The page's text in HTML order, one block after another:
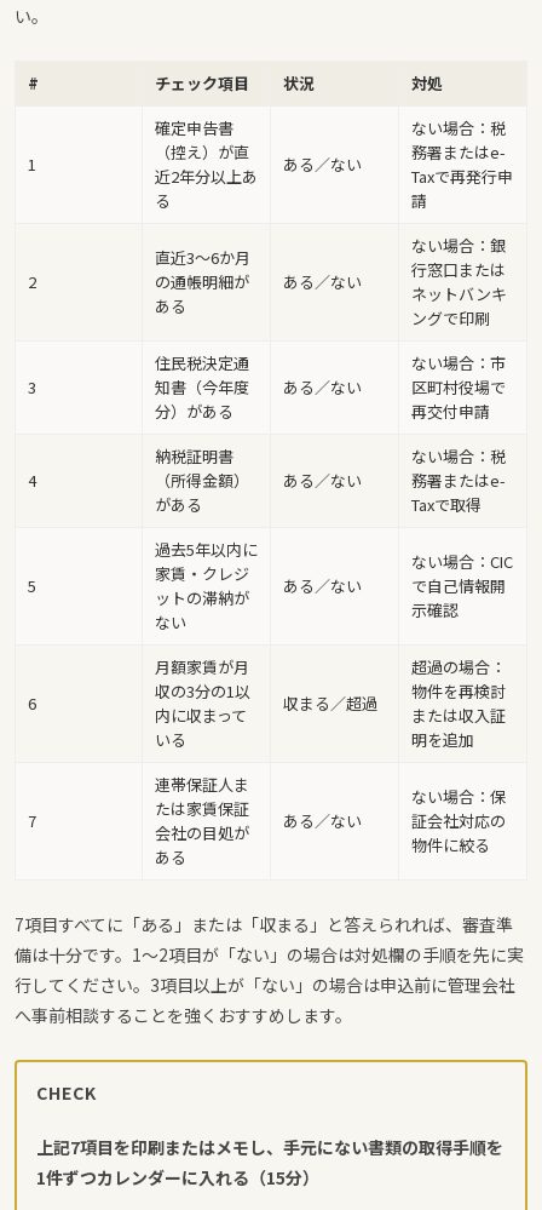
い。
# チェック項目 状況 対処
1
確定申告書
（控え）が直
近2年分以上あ
る
ある／ない
ない場合：税
務署またはe-
Taxで再発行申
請
2
直近3〜6か月
の通帳明細が
ある
ある／ない
ない場合：銀
行窓口または
ネットバンキ
ングで印刷
3
住民税決定通
知書（今年度
分）がある
ある／ない
ない場合：市
区町村役場で
再交付申請
4
納税証明書
（所得金額）
がある
ある／ない
ない場合：税
務署またはe-
Taxで取得
5
過去5年以内に
家賃・クレジ
ットの滞納が
ない
ある／ない
ない場合：CIC
で自己情報開
示確認
6
月額家賃が月
収の3分の1以
内に収まって
いる
収まる／超過
超過の場合：
物件を再検討
または収入証
明を追加
7
連帯保証人ま
たは家賃保証
会社の目処が
ある
ある／ない
ない場合：保
証会社対応の
物件に絞る
7項目すべてに「ある」または「収まる」と答えられれば、審査準
備は十分です。1〜2項目が「ない」の場合は対処欄の手順を先に実
行してください。3項目以上が「ない」の場合は申込前に管理会社
へ事前相談することを強くおすすめします。
CHECK
上記7項目を印刷またはメモし、手元にない書類の取得手順を
1件ずつカレンダーに入れる（15分）